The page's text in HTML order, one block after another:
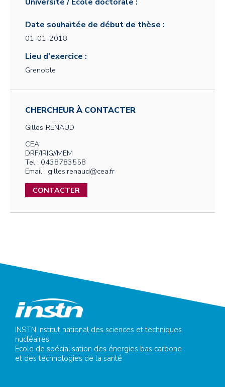
Date souhaitée de début de thèse :
01-01-2018
Lieu d'exercice :
Grenoble
CHERCHEUR À CONTACTER
Gilles RENAUD
CEA
DRF/IRIG//MEM
Tel : 0438783558
Email : gilles.renaud@cea.fr
CONTACTER
INSTN Institut national des sciences et techniques
nucléaires
Ecole de spécialisation des énergies bas carbone
et des technologies de la santé